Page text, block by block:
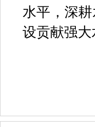
水平，深
设贡献强大